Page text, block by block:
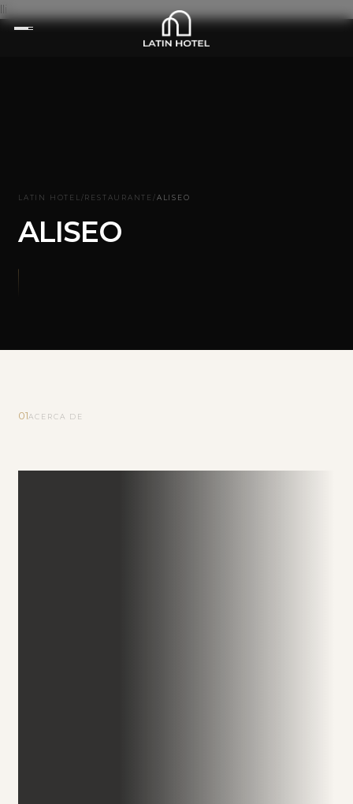
lli
LATIN HOTEL /RESTAURANTE/ALISEO
ALISEO
01ACERCA DE